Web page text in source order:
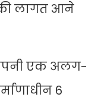
लागत आने
एक अलग-
6